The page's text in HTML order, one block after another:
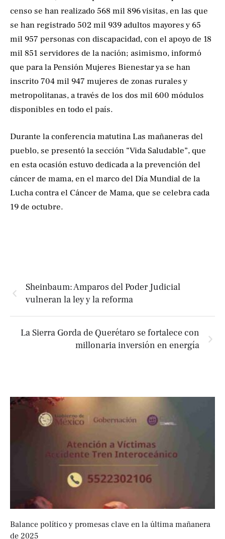
censo se han realizado 568 mil 896 visitas, en las que
se han registrado 502 mil 939 adultos mayores y 65
mil 957 personas con discapacidad, con el apoyo de 18
mil 851 servidores de la nación; asimismo, informó
que para la Pensión Mujeres Bienestar ya se han
inscrito 704 mil 947 mujeres de zonas rurales y
metropolitanas, a través de los dos mil 600 módulos
disponibles en todo el país.
Durante la conferencia matutina Las mañaneras del
pueblo, se presentó la sección “Vida Saludable”, que
en esta ocasión estuvo dedicada a la prevención del
cáncer de mama, en el marco del Día Mundial de la
Lucha contra el Cáncer de Mama, que se celebra cada
19 de octubre.
Sheinbaum: Amparos del Poder Judicial
vulneran la ley y la reforma
La Sierra Gorda de Querétaro se fortalece con
millonaria inversión en energía
Balance político y promesas clave en la última mañanera
de 2025